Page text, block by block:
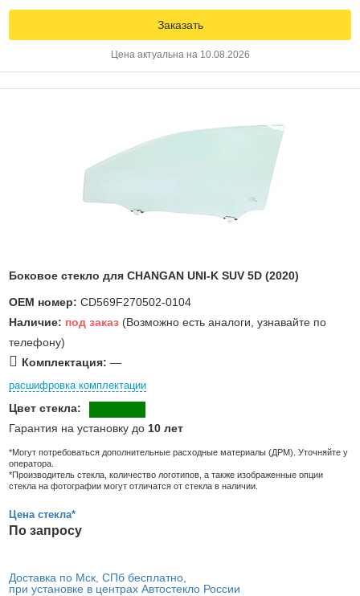
Заказать
Цена актуальна на 10.08.2026
Боковое стекло для CHANGAN UNI-K SUV 5D (2020)
OEM номер: CD569F270502-0104
Наличие: под заказ (Возможно есть аналоги, узнавайте по
телефону)
Комплектация: —
расшифровка комплектации
Цвет стекла:
Гарантия на установку до 10 лет
*Могут потребоваться дополнительные расходные материалы (ДРМ). Уточняйте у
оператора.
*Производитель стекла, количество логотипов, а также изображенные опции
стекла на фотографии могут отличатся от стекла в наличии.
Цена стекла*
По запросу
Доставка по Мск, СПб бесплатно,
при установке в центрах Автостекло России